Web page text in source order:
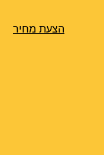
הצעת מחיר